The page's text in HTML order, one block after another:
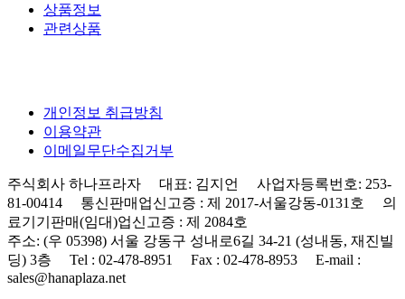
상품정보
관련상품
개인정보 취급방침
이용약관
이메일무단수집거부
주식회사 하나프라자 대표: 김지언 사업자등록번호: 253-
81-00414 통신판매업신고증 : 제 2017-서울강동-0131호 의
료기기판매(임대)업신고증 : 제 2084호
주소: (우 05398) 서울 강동구 성내로6길 34-21 (성내동, 재진빌
딩) 3층 Tel : 02-478-8951 Fax : 02-478-8953 E-mail :
sales@hanaplaza.net